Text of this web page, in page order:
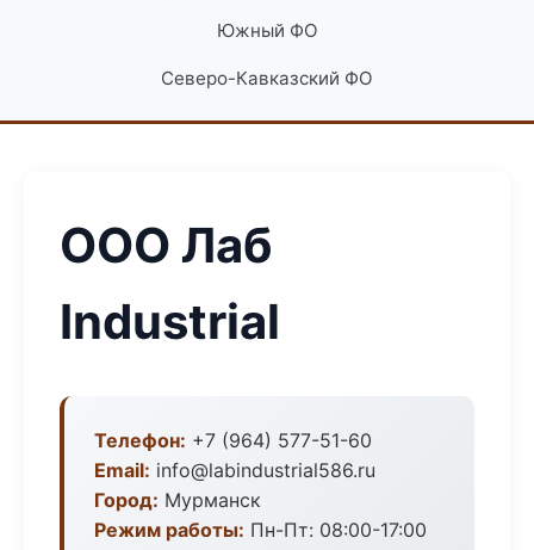
Южный ФО
Северо-Кавказский ФО
ООО Лаб
Industrial
Телефон: +7 (964) 577-51-60
Email: info@labindustrial586.ru
Город: Мурманск
Режим работы: Пн-Пт: 08:00-17:00